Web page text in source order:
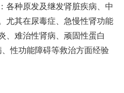
各种原发及继发肾脏疾病、中
尤其在尿毒症、急慢性肾功能
、难治性肾病、顽固性蛋白
性功能障碍等救治方面经验